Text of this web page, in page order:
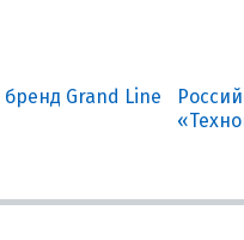
Grand Line